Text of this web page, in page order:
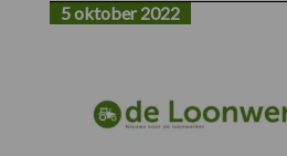
5 oktober 2022